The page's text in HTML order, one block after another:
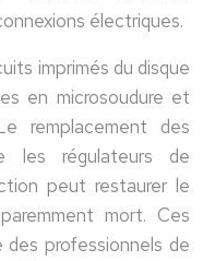
électriques.
imprimés du disque
en microsoudure et
remplacement des
les régulateurs de
peut restaurer le
mort. Ces
professionnels de